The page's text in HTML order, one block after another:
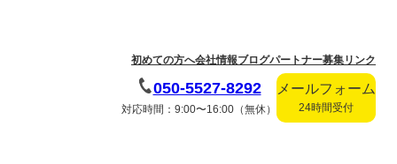
初めての方へ会社情報ブログパートナー募集リンク
050-5527-8292
対応時間：9:00〜16:00（無休）
メールフォーム
24時間受付